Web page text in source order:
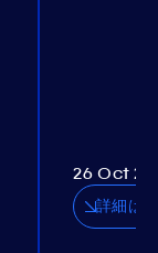
26 Oct
詳細は